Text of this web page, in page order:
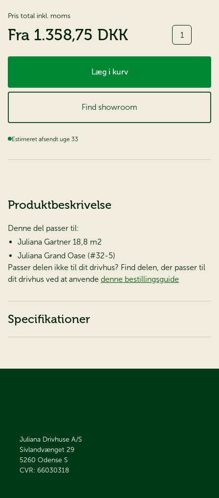
Pris total inkl. moms
Fra 1.358,75 DKK Antal
Læg i kurv
Find showroom
Estimeret afsendt uge 33
Produktbeskrivelse
Denne del passer til:
Juliana Gartner 18,8 m2
Juliana Grand Oase (#32-5)
Passer delen ikke til dit drivhus? Find delen, der passer til
dit drivhus ved at anvende denne bestillingsguide
Specifikationer
Juliana Drivhuse A/S
Sivlandvænget 29
5260 Odense S
CVR: 66030318